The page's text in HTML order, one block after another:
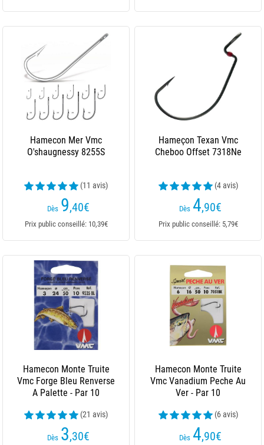
Hamecon Mer Vmc
O'shaugnessy 8255S
(11 avis)
Dès 9,40€
Prix public conseillé: 10,39€
Hameçon Texan Vmc
Cheboo Offset 7318Ne
(4 avis)
Dès 4,90€
Prix public conseillé: 5,79€
Hamecon Monte Truite
Vmc Forge Bleu Renverse
A Palette - Par 10
(21 avis)
Dès 3,30€
Hamecon Monte Truite
Vmc Vanadium Peche Au
Ver - Par 10
(6 avis)
Dès 4,90€